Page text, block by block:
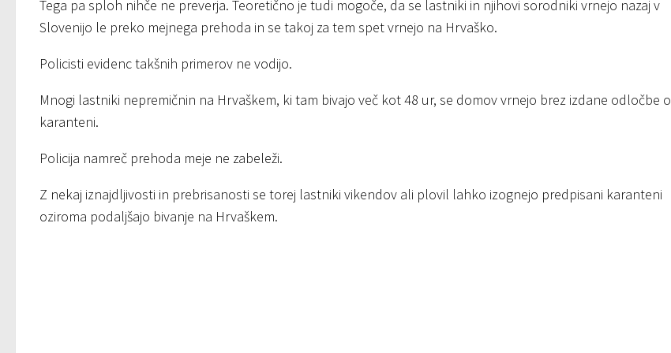
Tega pa sploh nihče ne preverja. Teoretično je tudi mogoče, da se lastniki in njihovi sorodniki vrnejo nazaj v
Slovenijo le preko mejnega prehoda in se takoj za tem spet vrnejo na Hrvaško.
Policisti evidenc takšnih primerov ne vodijo.
Mnogi lastniki nepremičnin na Hrvaškem, ki tam bivajo več kot 48 ur, se domov vrnejo brez izdane odločbe o
karanteni.
Policija namreč prehoda meje ne zabeleži.
Z nekaj iznajdljivosti in prebrisanosti se torej lastniki vikendov ali plovil lahko izognejo predpisani karanteni
oziroma podaljšajo bivanje na Hrvaškem.